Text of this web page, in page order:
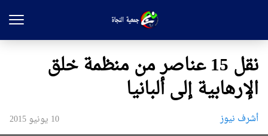
نقل 15 عناصر من منظمة خلق
الإرهابية إلى ألبانيا
أشرف نيوز
10 يونيو 2015